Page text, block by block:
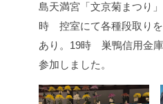
島天満宮「文京菊まつり
時 控室にて各種段取りを
あり。 19時 巣鴨信用金
参加しました。